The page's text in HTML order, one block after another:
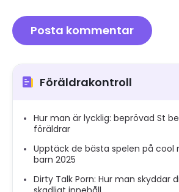
Föräldrakontroll
Hur man är lycklig: beprövad St
föräldrar
Upptäck de bästa spelen på
barn 2025
Dirty Talk Porn: Hur man skyddar